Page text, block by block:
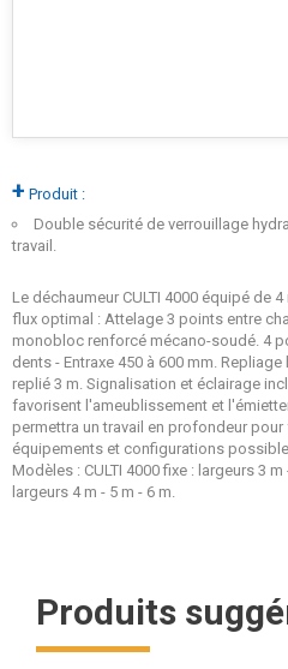
+ Produit :
Double sécurité de verrouillage
travail.
Le déchaumeur CULTI 4000 équipé de
flux optimal : Attelage 3 points entre
monobloc renforcé mécano-soudé. 4
dents - Entraxe 450 à 600 mm.
replié 3 m. Signalisation et éclairage
favorisent l'ameublissement et
permettra un travail en profondeur
équipements et configurations
Modèles : CULTI 4000 fixe : largeurs 3 m
largeurs 4 m - 5 m - 6 m.
Produits